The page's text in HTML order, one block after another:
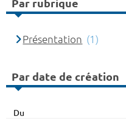
Par rubrique
Présentation (1)
Par date de création
Du